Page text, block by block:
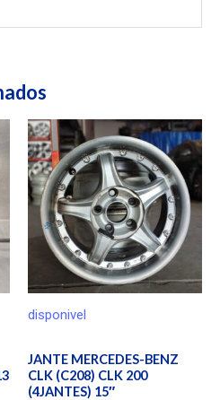
disponivel
JANTE MERCEDES-BENZ
CLK (C208) CLK 200
(4JANTES) 15″